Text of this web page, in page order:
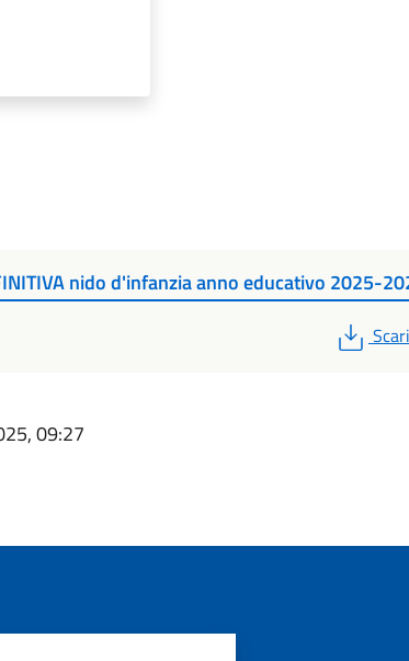
nido d'infanzia anno educativo 2025-
PDF
09:27